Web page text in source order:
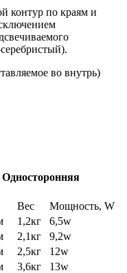
контур по краям и
во внутрь)
Вес
Мощность, W
1,2кг
6,5w
2,1кг
9,2w
2,5кг
12w
3,6кг
13w